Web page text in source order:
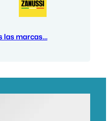
las marcas…